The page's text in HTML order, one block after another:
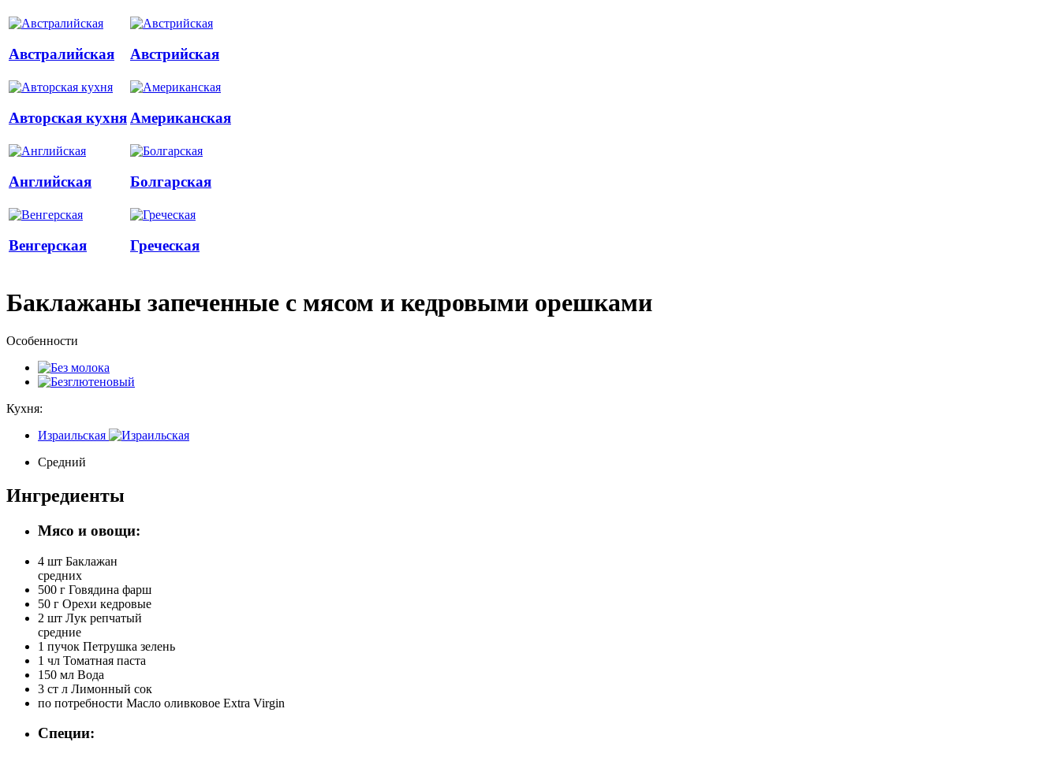
Австралийская Австрийская
Авторская кухня Американская
Английская Болгарская
Венгерская Греческая
Баклажаны запеченные с мясом и кедровыми орешками
Особенности
Кухня:
Израильская
Средний
Ингредиенты
Мясо и овощи:
4 шт Баклажан
средних
500 г Говядина фарш
50 г Орехи кедровые
2 шт Лук репчатый
средние
1 пучок Петрушка зелень
1 чл Томатная паста
150 мл Вода
3 ст л Лимонный сок
по потребности Масло оливковое Extra Virgin
Специи: